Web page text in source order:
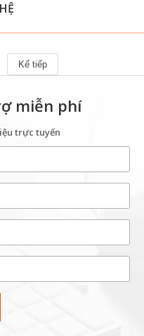
Kế tiếp
miễn phí
trực tuyến